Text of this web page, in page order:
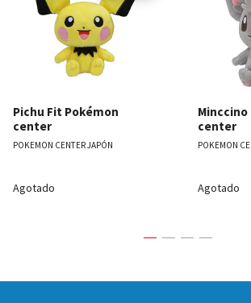
Pichu Fit Pokémon
center
POKEMON CENTER JAPÓN
Agotado
center
POKEMON
Agotado